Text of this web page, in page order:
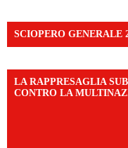
SCIOPERO GENERALE
LA RAPPRESAGLIA
CONTRO LA